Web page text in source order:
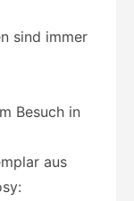
sind immer
Besuch in
aus